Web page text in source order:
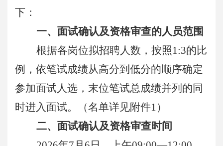
下：
一、面试确认及资格审查的人员范围
根据各岗位拟招聘人数， 按照1:3的比
例，依笔试成绩从高分到低分的顺序确定
参加面试人选，末位笔试总成绩并列的同
时进入面试。（名单详见附件1）
二、面试确认及资格审查时间